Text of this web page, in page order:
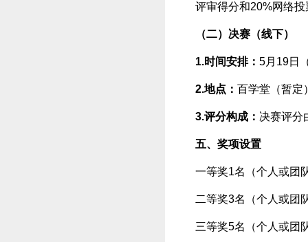
评审得分和20%网络
（二）决赛（线下）
1.时间安排： 5月19日
2.地点： 百学堂（暂定
3.评分构成： 决赛评分
五、奖项设置
一等奖1名（个人或团
二等奖3名（个人或团
三等奖5名（个人或团